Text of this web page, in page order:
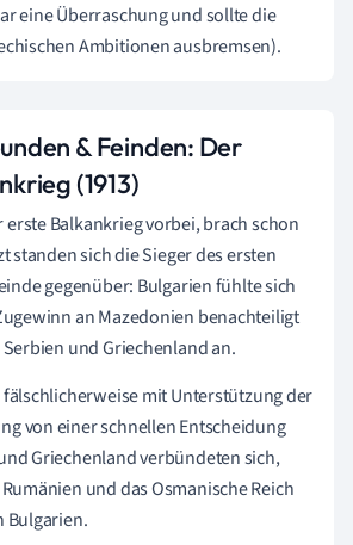
eine Überraschung und sollte die
Ambitionen ausbremsen).
& Feinden: Der
(1913)
erste Balkankrieg vorbei, brach schon
standen sich die Sieger des ersten
gegenüber: Bulgarien fühlte sich
an Mazedonien benachteiligt
und Griechenland an.
mit Unterstützung der
von einer schnellen Entscheidung
Griechenland verbündeten sich,
und das Osmanische Reich
Bulgarien.